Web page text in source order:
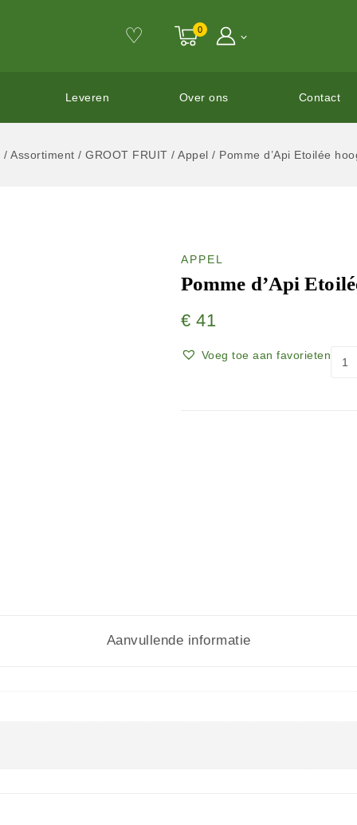
♡ 0
Leveren Over ons Contact
/ Assortiment / GROOT FRUIT / Appel / Pomme d’Api Etoilée
APPEL
Pomme d’Api
€ 41
Voeg toe aan favorieten
Aanvullende informatie